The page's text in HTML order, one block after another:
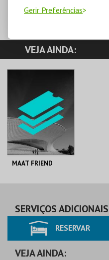
Gerir Preferências
VEJA AINDA:
MAAT FRIEND
AQUISIÇÃO
MAIS INFO
COMPRAR
SERVIÇOS ADICIONAIS
RESERVAR
VEJA AINDA: